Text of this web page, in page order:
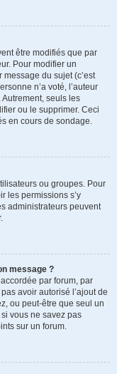
être modifiés que par
Pour modifier un
du sujet (c’est
n’a voté, l’auteur
seuls les
ou le supprimer. Ceci
en cours de sondage.
ou groupes. Pour
les permissions s’y
administrateurs peuvent
message ?
par forum, par
avoir autorisé l’ajout de
ou peut-être que seul un
vous ne savez pas
sur un forum.